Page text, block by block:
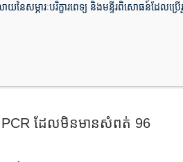
សម្ភារៈបរិក្ខារពេទ្យ និងមន្ទីរពិសោធន៍ដែលប្រើ
ដែលមិនមានសំពត់ 96